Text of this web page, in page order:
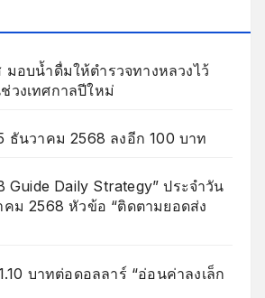
มอบน้ำดื่มให้ตำรวจทางหลวงไว้
วงเทศกาลปีใหม่
ธันวาคม 2568 ลงอีก 100 บาท
Guide Daily Strategy” ประจำวัน
ม 2568 หัวข้อ “ติดตามยอดส่ง
บาทต่อดอลลาร์ “อ่อนค่าลงเล็ก